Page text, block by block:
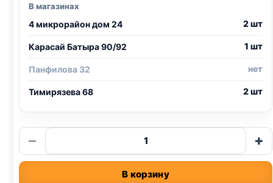
В магазинах
4 микрорайон дом 24 2 шт
Карасай Батыра 90/92 1 шт
Панфилова 32 нет
Тимирязева 68 2 шт
−
Количество
товара
Little
+
В корзину